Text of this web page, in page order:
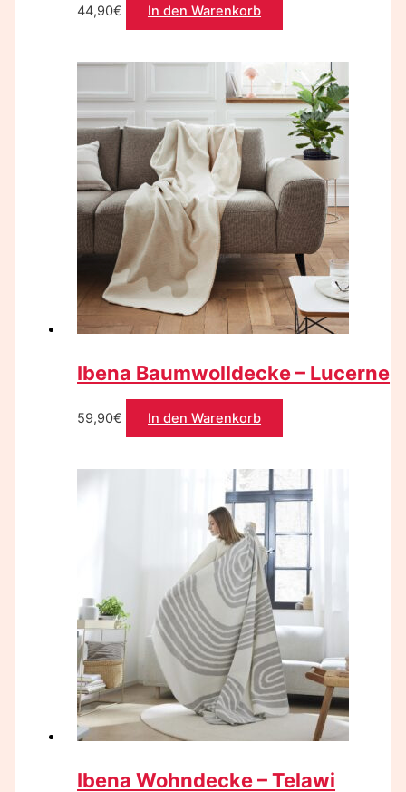
44,90€ In den Warenkorb
Ibena Baumwolldecke – Lucerne
59,90€ In den Warenkorb
Ibena Wohndecke – Telawi